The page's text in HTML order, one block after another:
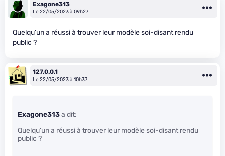
Exagone313
Le 22/05/2023 à 09h27
Quelqu’un a réussi à trouver leur modèle soi-disant rendu
public ?
127.0.0.1
Le 22/05/2023 à 10h37
Exagone313a dit:
Quelqu’un a réussi à trouver leur modèle soi-disant rendu
public ?